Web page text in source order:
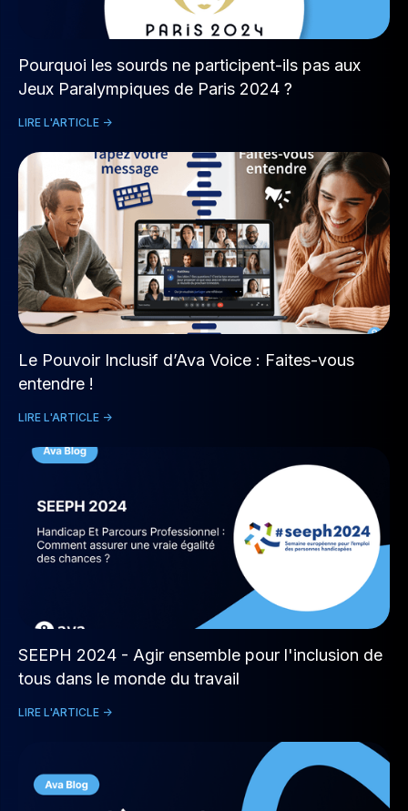
Pourquoi les sourds ne participent-ils pas aux
Jeux Paralympiques de Paris 2024 ?
LIRE L'ARTICLE ->
Le Pouvoir Inclusif d’Ava Voice : Faites-vous
entendre !
LIRE L'ARTICLE ->
SEEPH 2024 - Agir ensemble pour l'inclusion de
tous dans le monde du travail
LIRE L'ARTICLE ->